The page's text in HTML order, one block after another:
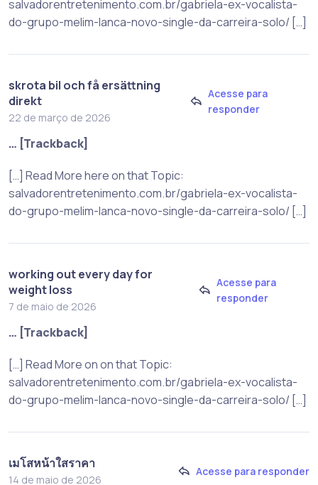
salvadorentretenimento.com.br/gabriela-ex-vocalista-
do-grupo-melim-lanca-novo-single-da-carreira-solo/ […]
skrota bil och få ersättning
direkt
22 de março de 2026
Acesse para
responder
… [Trackback]
[…] Read More here on that Topic:
salvadorentretenimento.com.br/gabriela-ex-vocalista-
do-grupo-melim-lanca-novo-single-da-carreira-solo/ […]
working out every day for
weight loss
7 de maio de 2026
Acesse para
responder
… [Trackback]
[…] Read More on on that Topic:
salvadorentretenimento.com.br/gabriela-ex-vocalista-
do-grupo-melim-lanca-novo-single-da-carreira-solo/ […]
เมโสหน้าใสราคา
14 de maio de 2026
Acesse para responder